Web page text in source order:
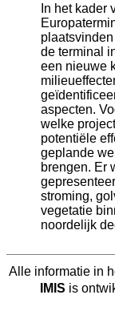
In het kader
de terminal
een nieuwe
aspecten.
welke
potentiële
geplande
brengen. Er
stroming,
vegetatie
noordelijk
Alle informatie in
IMIS is